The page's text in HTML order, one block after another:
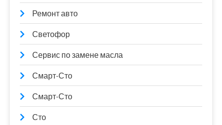
Ремонт авто
Светофор
Сервис по замене масла
Смарт-Сто
Смарт-Сто
Сто